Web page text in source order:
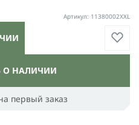
первый заказ
О НАЛИЧИИ
Артикул: 11380002XXL